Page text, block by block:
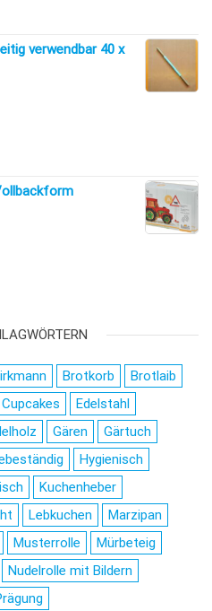
verwendbar 40 x
Brotkorb
Brotlaib
Cupcakes
Edelstahl
Gären
Gärtuch
Hygienisch
Kuchenheber
Lebkuchen
Marzipan
Musterrolle
Mürbeteig
Nudelrolle mit Bildern